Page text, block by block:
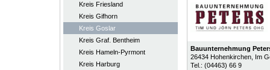
Kreis Friesland
Kreis Gifhorn
Kreis Goslar
Kreis Graf. Bentheim
Kreis Hameln-Pyrmont
Kreis Harburg
Bauunternehmung
26434 Hohenkirchen, Im
Tel.: (04463) 66 9